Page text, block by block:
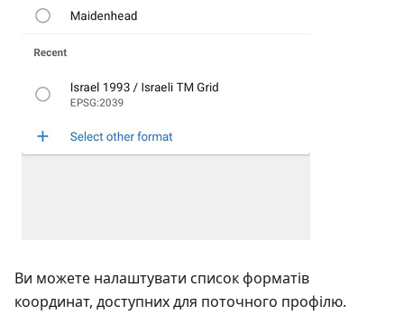
Ви можете налаштувати список форматів
координат, доступних для поточного профілю.